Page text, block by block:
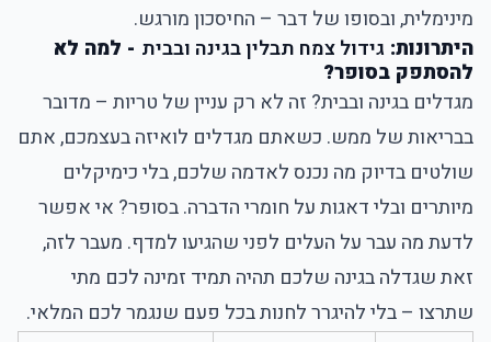
מינימלית, ובסופו של דבר – החיסכון מורגש.
היתרונות: גידול צמח תבלין בגינה ובבית - למה לא
להסתפק בסופר?
מגדלים בגינה ובבית? זה לא רק עניין של טריות – מדובר
בבריאות של ממש. כשאתם מגדלים לואיזה בעצמכם, אתם
שולטים בדיוק מה נכנס לאדמה שלכם, בלי כימיקלים
מיותרים ובלי דאגות על חומרי הדברה. בסופר? אי אפשר
לדעת מה עבר על העלים לפני שהגיעו למדף. מעבר לזה,
זאת שגדלה בגינה שלכם תהיה תמיד זמינה לכם מתי
שתרצו – בלי להיגרר לחנות בכל פעם שנגמר לכם המלאי.